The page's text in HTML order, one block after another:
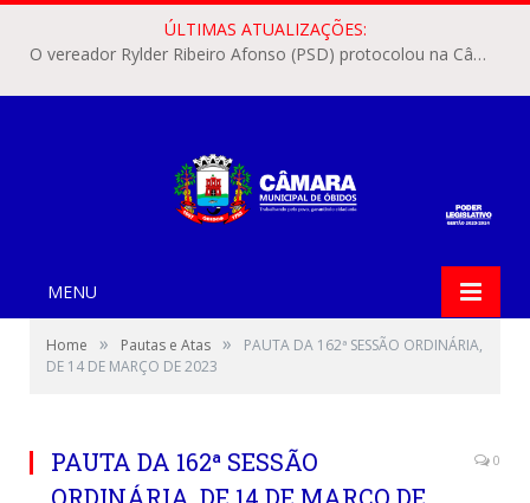
ÚLTIMAS ATUALIZAÇÕES:
O vereador Rylder Ribeiro Afonso (PSD) protocolou na Câmara Municipal de Óbidos o Requerimento nº 346/2026.
MENU
Home » Pautas e Atas »
PAUTA DA 162ª SESSÃO ORDINÁRIA,
DE 14 DE MARÇO DE 2023
PAUTA DA 162ª SESSÃO
0